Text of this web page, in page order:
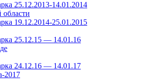
25.12.2013-14.01.2014
области
19.12.2014-25.01.2015
25.12.15 — 14.01.16
24.12.16 — 14.01.17
2017